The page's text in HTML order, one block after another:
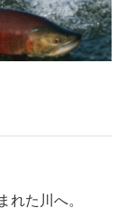
れた川へ。